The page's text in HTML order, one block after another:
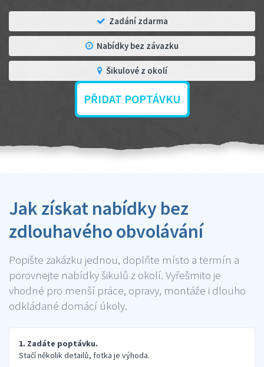
Zadání zdarma
Nabídky bez závazku
Šikulové z okolí
PŘIDAT POPTÁVKU
Jak získat nabídky bez
zdlouhavého obvolávání
Popište zakázku jednou, doplňte místo a termín a
porovnejte nabídky šikulů z okolí. Vyřešmito je
vhodné pro menší práce, opravy, montáže i dlouho
odkládané domácí úkoly.
1. Zadáte poptávku.
Stačí několik detailů, fotka je výhoda.